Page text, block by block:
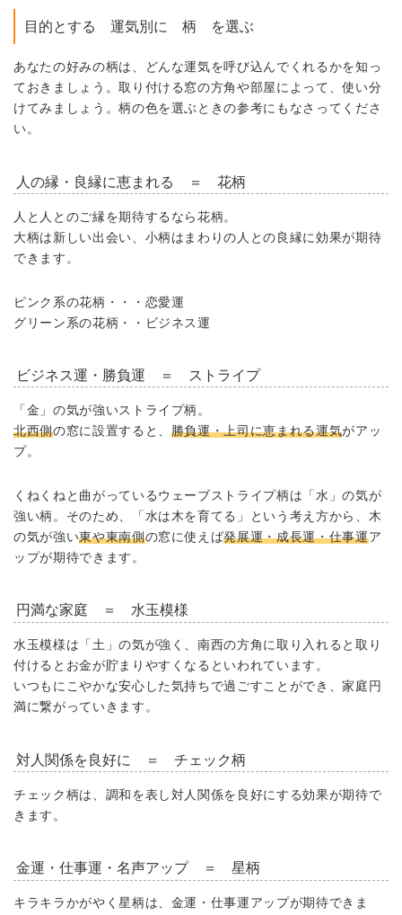
目的とする 運気別に 柄 を選ぶ
あなたの好みの柄は、どんな運気を呼び込んでくれるかを知っ
ておきましょう。取り付ける窓の方角や部屋によって、使い分
けてみましょう。柄の色を選ぶときの参考にもなさってくださ
い。
人の縁・良縁に恵まれる ＝ 花柄
人と人とのご縁を期待するなら花柄。
大柄は新しい出会い、小柄はまわりの人との良縁に効果が期待
できます。
ピンク系の花柄・・・恋愛運
グリーン系の花柄・・ビジネス運
ビジネス運・勝負運 ＝ ストライプ
「金」の気が強いストライプ柄。
北西側の窓に設置すると、 勝負運・上司に恵まれる運気がアッ
プ。
くねくねと曲がっているウェーブストライプ柄は「水」の気が
強い柄。そのため、「水は木を育てる」という考え方から、木
の気が強い東や東南側の窓に使えば発展運・成長運・仕事運ア
ップが期待できます。
円満な家庭 ＝ 水玉模様
水玉模様は「土」の気が強く、南西の方角に取り入れると取り
付けるとお金が貯まりやすくなるといわれています。
いつもにこやかな安心した気持ちで過ごすことができ、家庭円
満に繋がっていきます。
対人関係を良好に ＝ チェック柄
チェック柄は、調和を表し対人関係を良好にする効果が期待で
きます。
金運・仕事運・名声アップ ＝ 星柄
キラキラかがやく星柄は、金運・仕事運アップが期待できま